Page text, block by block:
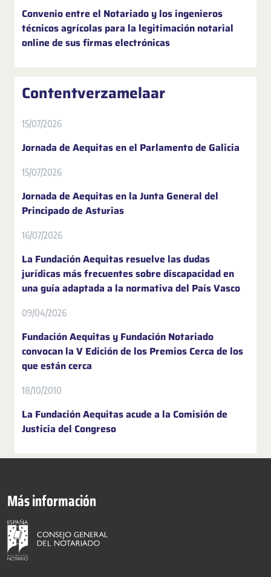
Convenio entre el Notariado y los ingenieros
técnicos agrícolas para la legitimación notarial
online de sus firmas electrónicas
Contentverzamelaar
15/07/2026
Jornada de Aequitas en el Parlamento de Galicia
15/07/2026
Jornada de Aequitas en la Junta General del
Principado de Asturias
16/07/2026
La Fundación Aequitas resuelve las dudas
jurídicas más frecuentes sobre discapacidad en
una guía adaptada a la normativa del País Vasco
09/04/2026
Fundación Aequitas y Fundación Notariado
convocan la V Edición de los Premios Cerca de los
que están cerca
18/10/2010
La Fundación Aequitas acude a la Comisión de
Justicia del Congreso
Más información